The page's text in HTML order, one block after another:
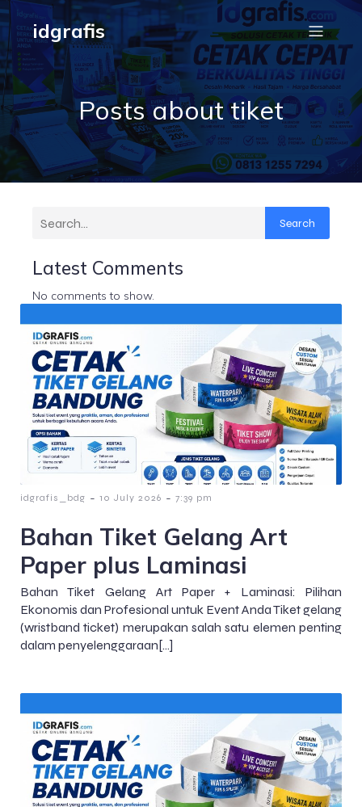
idgrafis
Posts about tiket
Search
Latest Comments
No comments to show.
idgrafis_bdg - 10 July 2026 - 7:39 pm
Bahan Tiket Gelang Art
Paper plus Laminasi
Bahan Tiket Gelang Art Paper + Laminasi: Pilihan
Ekonomis dan Profesional untuk Event Anda Tiket gelang
(wristband ticket) merupakan salah satu elemen penting
dalam penyelenggaraan[…]